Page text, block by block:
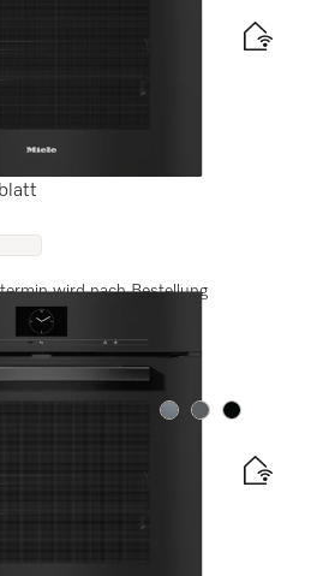
Design mit
Energielabel
wird nach Bestellung
Farbe:Farbe:Farbe: